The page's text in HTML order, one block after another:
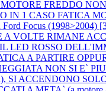
MOTORE FREDDO
IN 1 CASO FATICA
Ford Focus
VOLTE RIMANE
LED ROSSO
A PARTIRE
NON SI E`
SI ACCENDONO